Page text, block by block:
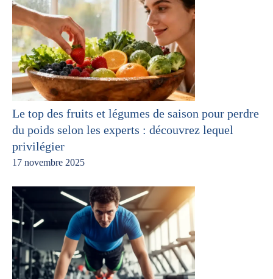
Le top des fruits et légumes de saison pour perdre
du poids selon les experts : découvrez lequel
privilégier
17 novembre 2025